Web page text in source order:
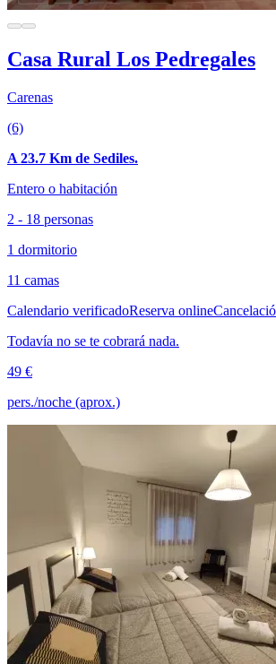
Casa Rural Los Pedregales
Carenas
(6)
A 23.7 Km de Sediles.
Entero o habitación
2 - 18 personas
1 dormitorio
11 camas
Calendario verificadoReserva online
Todavía no se te cobrará nada.
49 €
pers./noche (aprox.)